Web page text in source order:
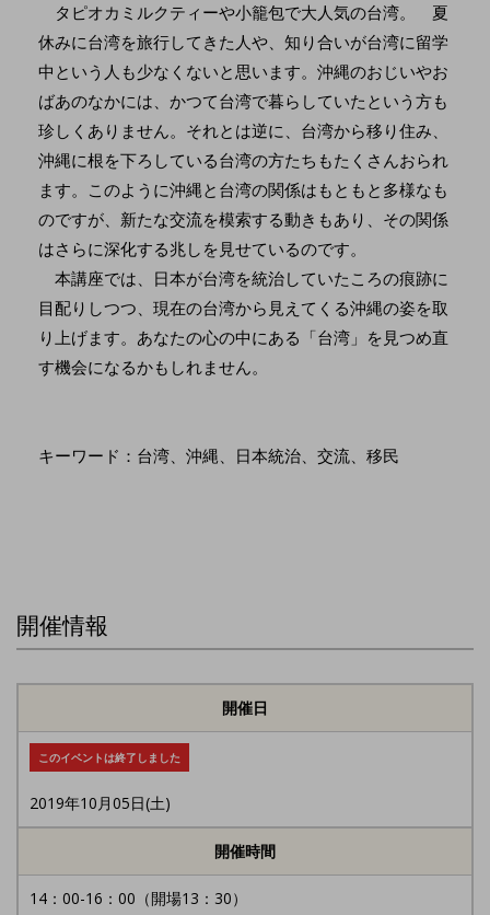
タピオカミルクティーや小籠包で大人気の台湾。 夏
休みに台湾を旅行してきた人や、知り合いが台湾に留学
中という人も少なくないと思います。沖縄のおじいやお
ばあのなかには、かつて台湾で暮らしていたという方も
珍しくありません。それとは逆に、台湾から移り住み、
沖縄に根を下ろしている台湾の方たちもたくさんおられ
ます。このように沖縄と台湾の関係はもともと多様なも
のですが、新たな交流を模索する動きもあり、その関係
はさらに深化する兆しを見せているのです。
本講座では、日本が台湾を統治していたころの痕跡に
目配りしつつ、現在の台湾から見えてくる沖縄の姿を取
り上げます。あなたの心の中にある「台湾」を見つめ直
す機会になるかもしれません。
キーワード：台湾、沖縄、日本統治、交流、移民
開催情報
開催日
このイベントは終了しました
2019年10月05日(土)
開催時間
14：00-16：00（開場13：30）